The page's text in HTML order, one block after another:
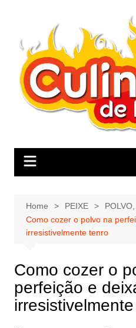
Home PEIXE
Como cozer o polvo na
irresistivelmente tenro
Como cozer o
perfeição e